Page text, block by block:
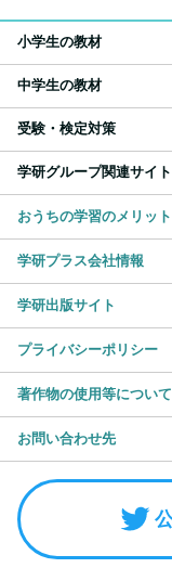
小学生の教材
中学生の教材
受験・検定対策
学研グループ関連サイト
おうちの学習のメリッ
学研プラス会社情報
学研出版サイト
プライバシーポリシー
著作物の使用等について
お問い合わせ先